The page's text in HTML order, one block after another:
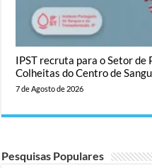
IPST recruta para o Setor de
Colheitas do Centro de
7 de Agosto de 2026
Pesquisas Populares